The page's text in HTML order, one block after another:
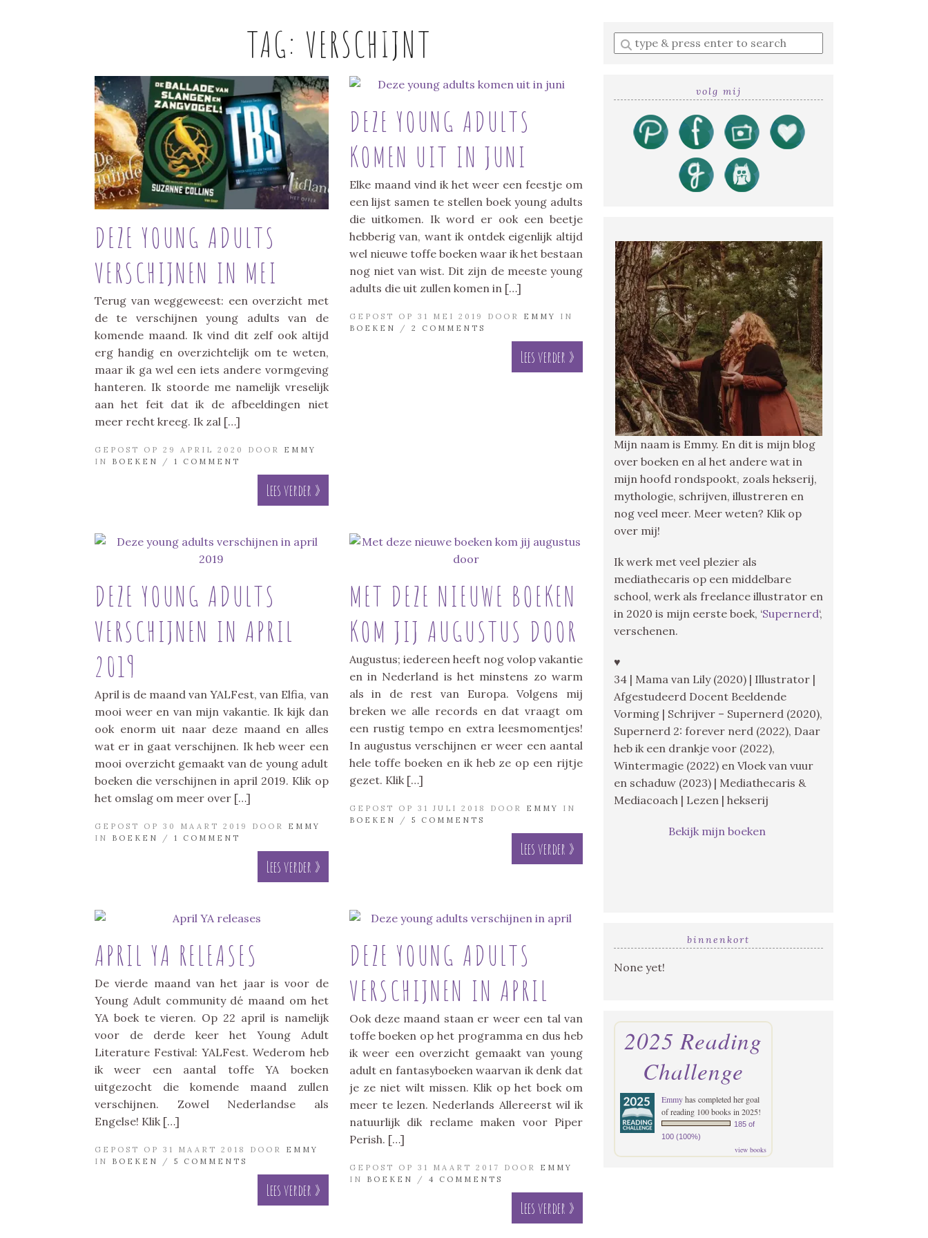
TAG: VERSCHIJNT
DEZE YOUNG ADULTS
VERSCHIJNEN IN MEI
Terug van weggeweest: een overzicht met
de te verschijnen young adults van de
komende maand. Ik vind dit zelf ook altijd
erg handig en overzichtelijk om te weten,
maar ik ga wel een iets andere vormgeving
hanteren. Ik stoorde me namelijk vreselijk
aan het feit dat ik de afbeeldingen niet
meer recht kreeg. Ik zal […]
GEPOST OP 29 APRIL 2020 DOOR EMMY
IN BOEKEN / 1 COMMENT
Lees verder »
DEZE YOUNG ADULTS
KOMEN UIT IN JUNI
Elke maand vind ik het weer een feestje om
een lijst samen te stellen boek young adults
die uitkomen. Ik word er ook een beetje
hebberig van, want ik ontdek eigenlijk altijd
wel nieuwe toffe boeken waar ik het bestaan
nog niet van wist. Dit zijn de meeste young
adults die uit zullen komen in […]
GEPOST OP 31 MEI 2019 DOOR EMMY
IN
BOEKEN
/ 2 COMMENTS
Lees verder »
DEZE YOUNG ADULTS
VERSCHIJNEN IN APRIL
2019
April is de maand van YALFest, van Elfia, van
mooi weer en van mijn vakantie. Ik kijk dan
ook enorm uit naar deze maand en alles
wat er in gaat verschijnen. Ik heb weer een
mooi overzicht gemaakt van de young adult
boeken die verschijnen in april 2019. Klik op
het omslag om meer over […]
GEPOST OP 30 MAART 2019 DOOR EMMY
IN BOEKEN / 1 COMMENT
Lees verder »
MET DEZE NIEUWE BOEKEN
KOM JIJ AUGUSTUS DOOR
Augustus; iedereen heeft nog volop vakantie
en in Nederland is het minstens zo warm
als in de rest van Europa. Volgens mij
breken we alle records en dat vraagt om
een rustig tempo en extra leesmomentjes!
In augustus verschijnen er weer een aantal
hele toffe boeken en ik heb ze op een rijtje
gezet. Klik […]
GEPOST OP 31 JULI 2018 DOOR EMMY
IN
BOEKEN
/ 5 COMMENTS
Lees verder »
APRIL YA RELEASES
De vierde maand van het jaar is voor de
Young Adult community dé maand om het
YA boek te vieren. Op 22 april is namelijk
voor de derde keer het Young Adult
Literature Festival: YALFest. Wederom heb
ik weer een aantal toffe YA boeken
uitgezocht die komende maand zullen
verschijnen. Zowel Nederlandse als
Engelse! Klik […]
GEPOST OP 31 MAART 2018 DOOR EMMY
IN BOEKEN / 5 COMMENTS
Lees verder »
DEZE YOUNG ADULTS
VERSCHIJNEN IN APRIL
Ook deze maand staan er weer een tal van
toffe boeken op het programma en dus heb
ik weer een overzicht gemaakt van young
adult en fantasyboeken waarvan ik denk dat
je ze niet wilt missen. Klik op het boek om
meer te lezen. Nederlands Allereerst wil ik
natuurlijk dik reclame maken voor Piper
Perish. […]
GEPOST OP 31 MAART 2017 DOOR
EMMY
IN
BOEKEN / 4 COMMENTS
Lees verder »
Enter
a
volg mij
Mijn naam is Emmy. En dit is mijn blog
over boeken en al het andere wat in
mijn hoofd rondspookt, zoals hekserij,
mythologie, schrijven, illustreren en
nog veel meer. Meer weten? Klik op
over mij!
Ik werk met veel plezier als
mediathecaris op een middelbare
school, werk als freelance illustrator en
in 2020 is mijn eerste boek, ‘Supernerd‘,
verschenen.
♥
34 | Mama van Lily (2020) | Illustrator |
Afgestudeerd Docent Beeldende
Vorming | Schrijver – Supernerd (2020),
Supernerd 2: forever nerd (2022), Daar
heb ik een drankje voor (2022),
Wintermagie (2022) en Vloek van vuur
en schaduw (2023) | Mediathecaris &
Mediacoach | Lezen | hekserij
Bekijk mijn boeken
binnenkort
None yet!
2025 Reading
Challenge
Emmyhas completed her goal
of reading 100 books in 2025!
185 of
100 (100%)
view books